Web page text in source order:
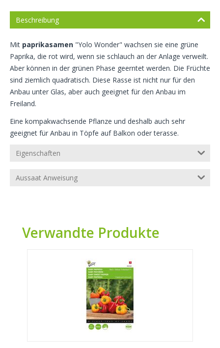
Beschreibung
Mit paprikasamen "Yolo Wonder" wachsen sie eine grüne
Paprika, die rot wird, wenn sie schlauch an der Anlage verweilt.
Aber können in der grünen Phase geerntet werden. Die Früchte
sind ziemlich quadratisch. Diese Rasse ist nicht nur für den
Anbau unter Glas, aber auch geeignet für den Anbau im
Freiland.
Eine kompakwachsende Pflanze und deshalb auch sehr
geeignet für Anbau in Töpfe auf Balkon oder terasse.
Eigenschaften
Aussaat Anweisung
Verwandte Produkte